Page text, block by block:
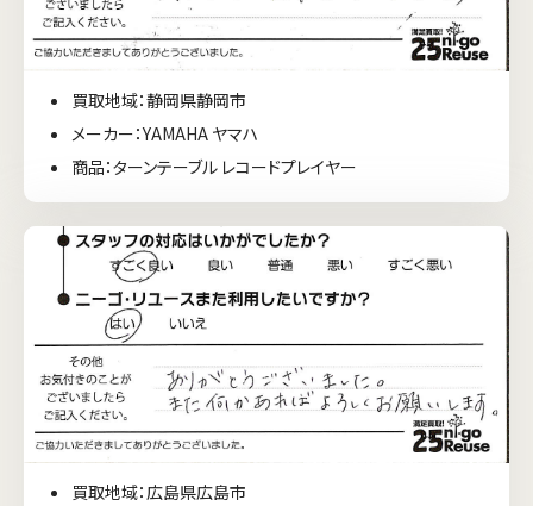
買取地域：静岡県静岡市
メーカー：YAMAHA ヤマハ
商品：ターンテーブル レコードプレイヤー
買取地域：広島県広島市